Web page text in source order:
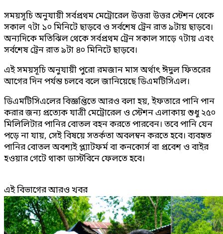
সময়সূচি অনুযায়ী সর্বপ্রথম মেট্রোরেল উত্তরা উত্তর স্টেশন থেকে
সকাল ৭টা ১০ মিনিটে ছাড়বে ও সর্বশেষ ট্রেন রাত ৯টায় ছাড়বে।
অন্যদিকে মতিঝিল থেকে সর্বপ্রথম ট্রেন সকাল সাড়ে ৭টায় এবং
সর্বশেষ ট্রেন রাত ৯টা ৪০ মিনিটে ছাড়বে।
এই সময়সূচি অনুযায়ী পুরো রমজান মাস অর্থাৎ ঈদুল ফিতরের
আগের দিন পর্যন্ত চলবে বলে জানিয়েছে ডিএমটিসিএল।
ডিএমটিসিএলের বিজ্ঞপ্তিতে আরও বলা হয়, ইফতারে পানি পান
করার জন্য প্রত্যেক যাত্রী মেট্রোরেল ও স্টেশন এলাকায় শুধু ২৫০
মিলিলিটার পানির বোতল বহন করতে পারবেন। তবে পানি যেন
পড়ে না যায়, সেই বিষয়ে সতর্কতা অবলম্বন করতে হবে। ব্যবহৃত
পানির বোতল অবশ্যই প্ল্যাটফর্ম বা কনকোর্স বা প্রবেশ ও বাইর
হওয়ার গেটে থাকা ডাস্টবিনে ফেলতে হবে।
এই বিভাগের আরও খবর